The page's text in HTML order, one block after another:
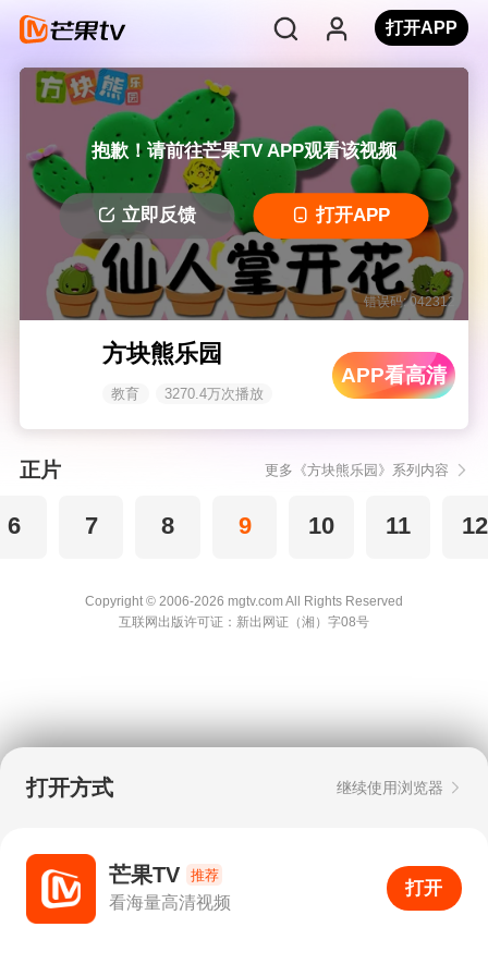
打开APP
抱歉！请前往芒果TV APP观看该视频
立即反馈 打开APP
错误码: 042312
方块熊乐园
教育 3270.4万次播放
APP看高清
正片 更多《方块熊乐园》系列内容
6 7 8 9 10 11 12
Copyright © 2006-2026 mgtv.com All Rights Reserved
互联网出版许可证：新出网证（湘）字08号
1
打开APP
打开方式 继续使用浏览器
芒果TV 推荐
看海量高清视频
打开